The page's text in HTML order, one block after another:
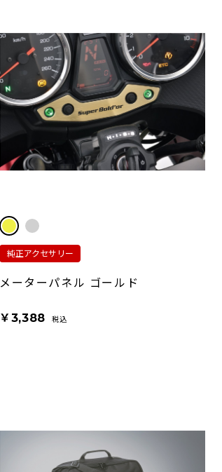
純正アクセサリー
メーターパネル ゴールド
￥3,388 税込